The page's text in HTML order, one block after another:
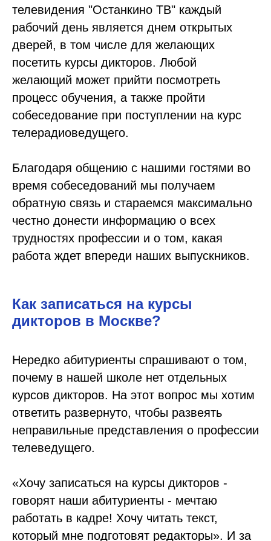
телевидения "Останкино ТВ" каждый
рабочий день является днем открытых
дверей, в том числе для желающих
посетить курсы дикторов. Любой
желающий может прийти посмотреть
процесс обучения, а также пройти
собеседование при поступлении на курс
телерадиоведущего.
Благодаря общению с нашими гостями во
время собеседований мы получаем
обратную связь и стараемся максимально
честно донести информацию о всех
трудностях профессии и о том, какая
работа ждет впереди наших выпускников.
Как записаться на курсы
дикторов в Москве?
Нередко абитуриенты спрашивают о том,
почему в нашей школе нет отдельных
курсов дикторов. На этот вопрос мы хотим
ответить развернуто, чтобы развеять
неправильные представления о профессии
телеведущего.
«Хочу записаться на курсы дикторов -
говорят наши абитуриенты - мечтаю
работать в кадре! Хочу читать текст,
который мне подготовят редакторы». И за